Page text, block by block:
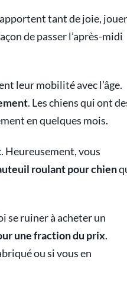
tant de joie, jouer
de passer l’après-midi
leur mobilité avec l’âge.
. Les chiens qui ont
en quelques mois.
. Heureusement, vous
roulant pour chien
se ruiner à acheter un
une fraction du prix.
ou si vous en